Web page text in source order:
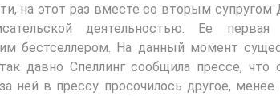
на этот раз вместе со вторым
деятельностью. Ее первая
бестселлером. На данный момент
давно Спеллинг сообщила прессе,
ней в прессу просочилось другое,